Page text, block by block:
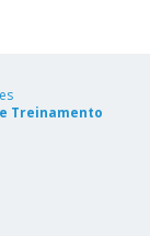
Treinamento